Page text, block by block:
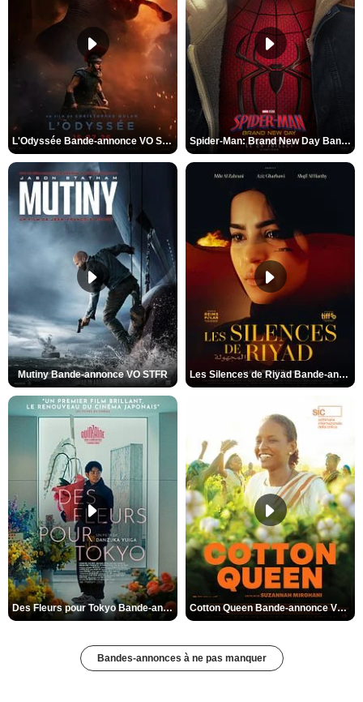
L'Odyssée Bande-annonce VO STFR Spider-Man: Brand New Day Bande-annonce VO STFR
Mutiny Bande-annonce VO STFR Les Silences de Riyad Bande-annonce VO STFR
Des Fleurs pour Tokyo Bande-annonce VO STFR Cotton Queen Bande-annonce VO STFR
Bandes-annonces à ne pas manquer